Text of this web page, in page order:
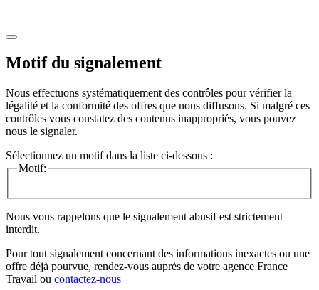
Motif du signalement
Nous effectuons systématiquement des contrôles pour vérifier la
légalité et la conformité des offres que nous diffusons. Si malgré ces
contrôles vous constatez des contenus inappropriés, vous pouvez
nous le signaler.
Sélectionnez un motif dans la liste ci-dessous :
Motif:
Nous vous rappelons que le signalement abusif est strictement
interdit.
Pour tout signalement concernant des informations inexactes ou une
offre déjà pourvue, rendez-vous auprès de votre agence France
Travail ou contactez-nous